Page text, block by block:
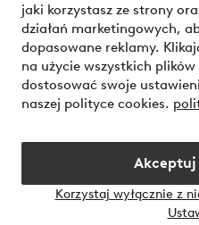
jaki korzystasz ze strony
działań marketingowych,
dopasowane reklamy.
na użycie wszystkich
dostosować swoje
naszej polityce cookies.
Akceptuj
Korzystaj wyłącznie z
Chcesz dowiedzieć się